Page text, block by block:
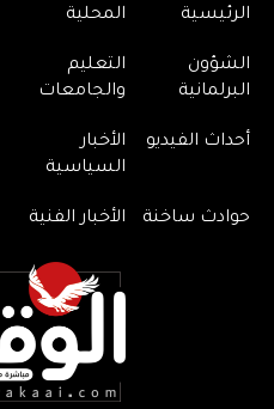
الرئيسية
المحلية
الشؤون
البرلمانية
التعليم
والجامعات
أحداث الفيديو
الأخبار
السياسية
حوادث ساخنة الأخبار الفنية